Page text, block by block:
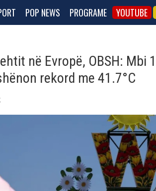
POP NEWS PROGRAME YOUTUBE
në Evropë, OBSH: Mbi
rekord me 41.7°C